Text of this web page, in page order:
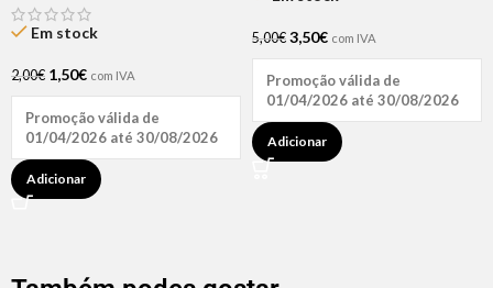
Hair (1 UNIDADE)
Em stock
2,00€ 1,50€ com IVA
Promoção válida de
01/04/2026 até 30/08/2026
Adicionar
5,00€ 3,50€ com IVA
Promoção válida de
01/04/2026 até 30/08/2026
Adicionar